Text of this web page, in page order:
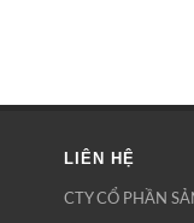
LIÊN HỆ
CTY CỔ PHẦN